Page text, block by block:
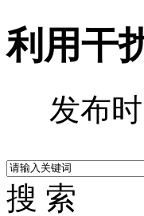
利用干
发布
搜 索